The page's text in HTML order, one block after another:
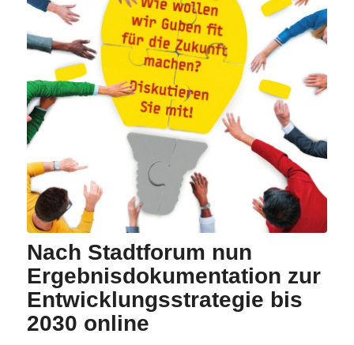
Nach Stadtforum nun
Ergebnisdokumentation zur
Entwicklungsstrategie bis
2030 online